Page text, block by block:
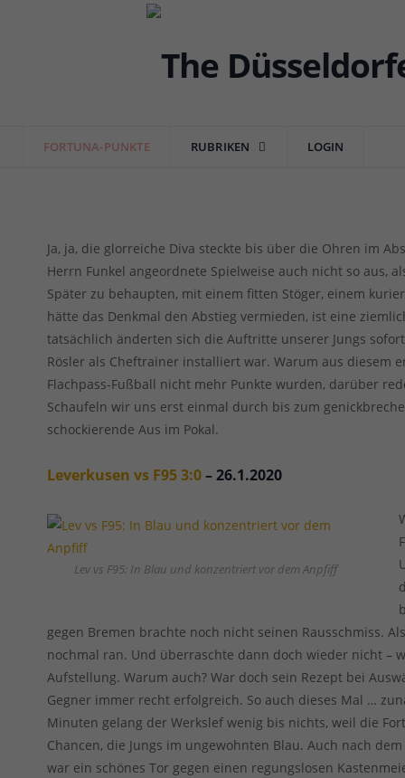
FORTUNA-PUNKTE RUBRIKEN LOGIN
Fortuna-Punkte: 2019/220 –
Ja, ja, die glorreiche Diva steckte bis über die Ohren im
Herrn Funkel angeordnete Spielweise auch nicht so aus,
Später zu behaupten, mit einem fitten Stöger, einem
hätte das Denkmal den Abstieg vermieden, ist eine
tatsächlich änderten sich die Auftritte unserer Jungs
Rösler als Cheftrainer installiert war. Warum aus diesem
Flachpass-Fußball nicht mehr Punkte wurden, darüber
Schaufeln wir uns erst einmal durch bis zum
schockierende Aus im Pokal.
Leverkusen vs F95 3:0– 26.1.2020
Lev vs F95: In Blau und konzentriert vor dem Anpfiff
gegen Bremen brachte noch nicht seinen Rausschmiss.
nochmal ran. Und überraschte dann doch wieder nicht –
Aufstellung. Warum auch? War doch sein Rezept bei
Gegner immer recht erfolgreich. So auch dieses Mal …
Minuten gelang der Werkslef wenig bis nichts, weil die
Chancen, die Jungs im ungewohnten Blau. Auch nach
war ein schönes Tor gegen einen regungslosen